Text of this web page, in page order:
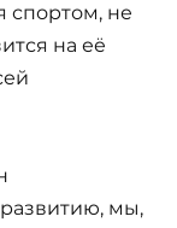
спортом, не
на её
мы,